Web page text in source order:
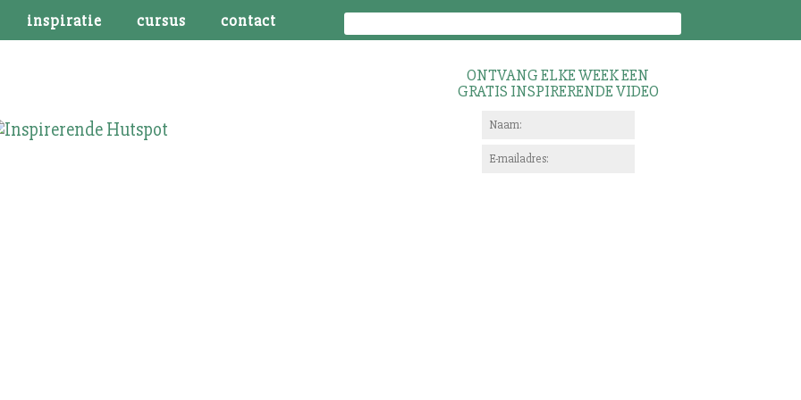
inspiratie cursus contact
ONTVANG ELKE WEEK EEN
GRATIS INSPIRERENDE VIDEO